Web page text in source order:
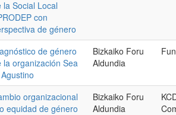
la Social Local
con
de género
de género
la organización Sea
Bizkaiko Foru
Aldundia
organizacional
equidad de género
Bizkaiko Foru
Aldundia